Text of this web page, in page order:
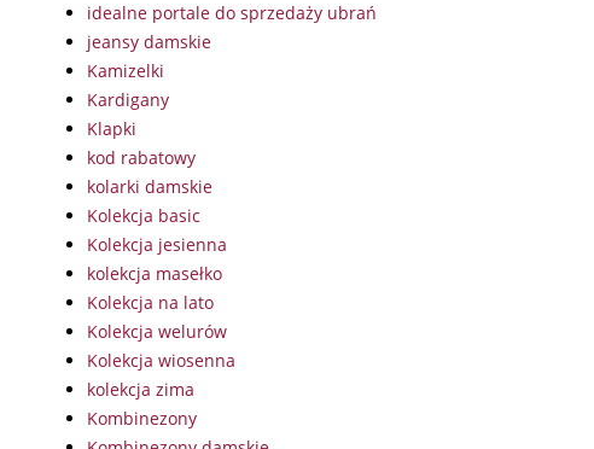
idealne portale do sprzedaży ubrań
jeansy damskie
Kamizelki
Kardigany
Klapki
kod rabatowy
kolarki damskie
Kolekcja basic
Kolekcja jesienna
kolekcja masełko
Kolekcja na lato
Kolekcja welurów
Kolekcja wiosenna
kolekcja zima
Kombinezony